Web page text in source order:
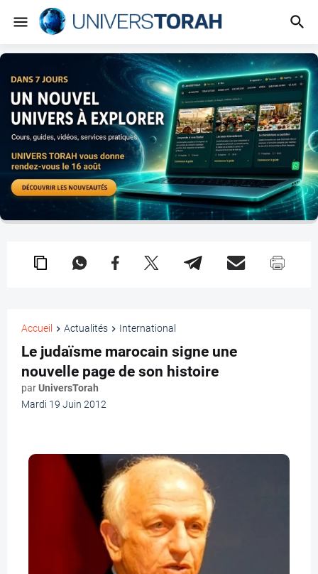
Accueil Actualités International
Le judaïsme marocain signe une
nouvelle page de son histoire
parUniversTorah
Mardi 19 Juin 2012